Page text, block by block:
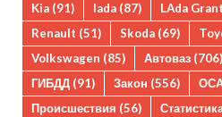
Kia (91) lada (87) LAda
Renault (51) Skoda (69)
Volkswagen (85) Автоваз (706)
ГИБДД (91) Закон (556)
Происшествия (56)